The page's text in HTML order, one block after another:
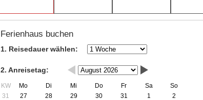
Ferienhaus buchen
1. Reisedauer wählen:
2. Anreisetag:
KW Mo Di Mi Do Fr Sa
So
31
27 28 29 30 31 1
2